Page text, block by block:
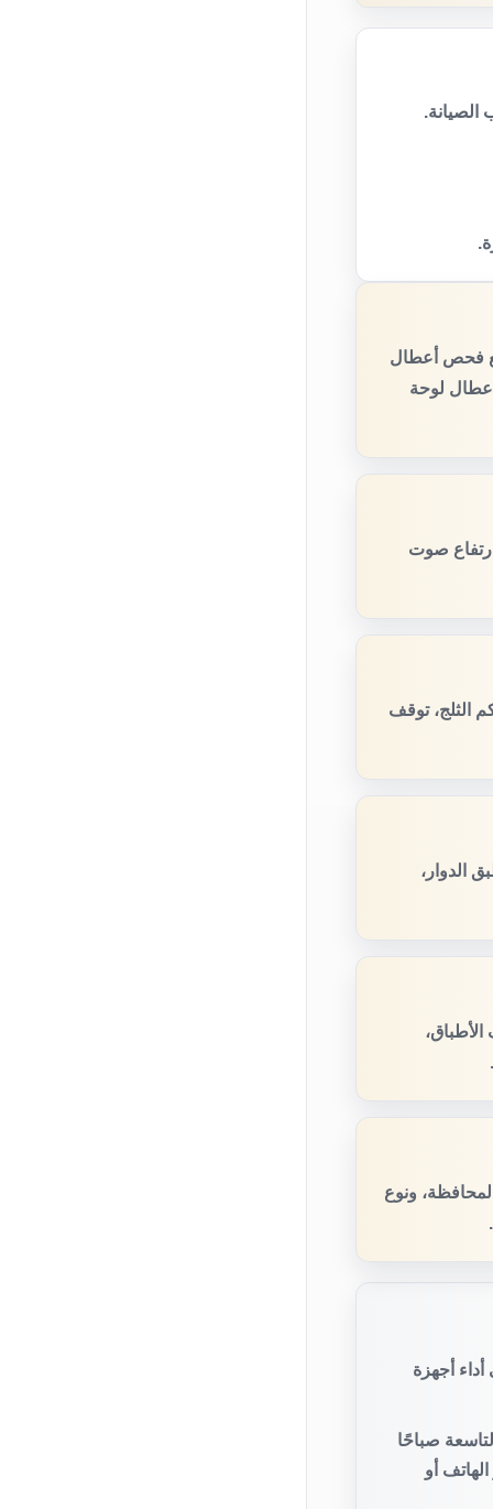
مع فحص أعطال
لوحة
صوت
الثلج، توقف
الدوار،
ونوع
أجهزة
صباحًا
أو